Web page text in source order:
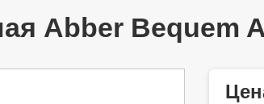
Abber Bequem